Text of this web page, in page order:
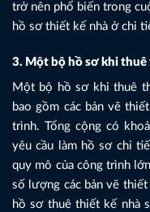
trở nên phổ biến trong
hồ sơ thiết kế nhà ở chi
3. Một bộ hồ sơ khi thuê
Một bộ hồ sơ khi thuê
bao gồm các bản vẽ
trình. Tổng cộng có
yêu cầu làm hồ sơ chi
quy mô của công trình
số lượng các bản vẽ thiết
hồ sơ thuê thiết kế nhà